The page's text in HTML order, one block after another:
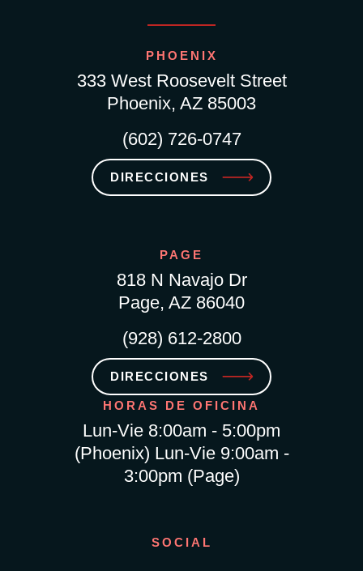
PHOENIX
333 West Roosevelt Street
Phoenix, AZ 85003
(602) 726-0747
DIRECCIONES
PAGE
818 N Navajo Dr
Page, AZ 86040
(928) 612-2800
DIRECCIONES
HORAS DE OFICINA
Lun-Vie 8:00am - 5:00pm
(Phoenix) Lun-Vie 9:00am -
3:00pm (Page)
SOCIAL